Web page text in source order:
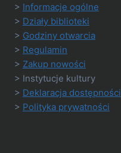
> Informacje ogólne
> Działy biblioteki
> Godziny otwarcia
> Regulamin
> Zakup nowości
> Instytucje kultury
> Deklaracja dostępności
> Polityka prywatności